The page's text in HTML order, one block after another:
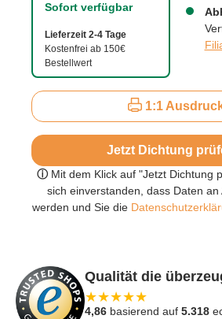
1:1
Jetzt Dichtung
ⓘ Mit dem Klick auf "Jetzt Dichtung
sich einverstanden, dass Daten an
werden und Sie die
Sofort verfügbar
Lieferzeit 2-4 Tage
Kostenfrei ab 150€
Bestellwert
Qualität die
★★★★★
4,86 basierend auf 5.318